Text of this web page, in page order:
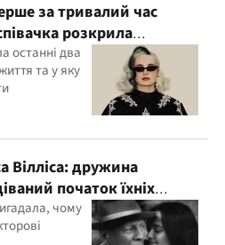
за тривалий час
розкрила
останні два
та у яку
Вілліса: дружина
початок їхніх
чому